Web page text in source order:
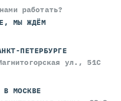
работать?
МЫ ЖДЁМ
ПЕТЕРБУРГЕ
ул., 51С
В МОСКВЕ